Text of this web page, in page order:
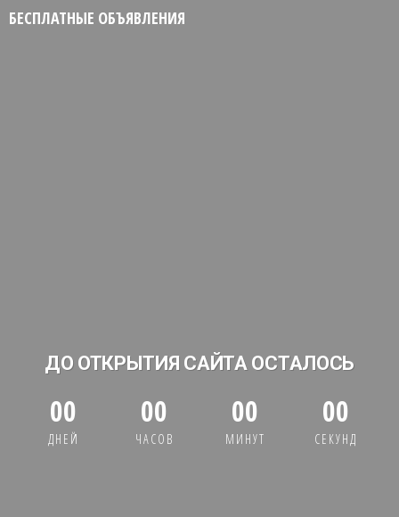
БЕСПЛАТНЫЕ ОБЪЯВЛЕНИЯ
ДО ОТКРЫТИЯ САЙТА ОСТАЛОСЬ
00
ДНЕЙ
00
ЧАСОВ
00
МИНУТ
00
СЕКУНД